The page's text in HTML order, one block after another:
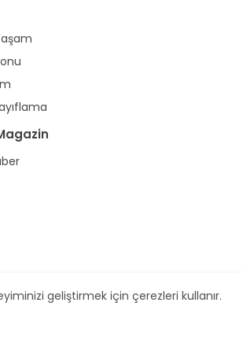
* İletişim
* Reklam
geliştirmek için çerezleri kullanır.